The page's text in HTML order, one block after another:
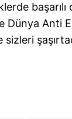
başarılı
Dünya